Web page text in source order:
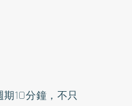
10分鐘，不只